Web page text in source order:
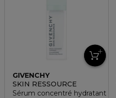
GIVENCHY
SKIN RESSOURCE
Sérum concentré hydratant